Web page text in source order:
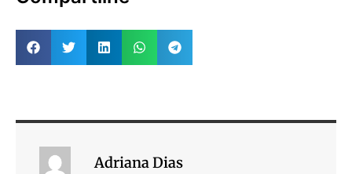
Adriana Dias